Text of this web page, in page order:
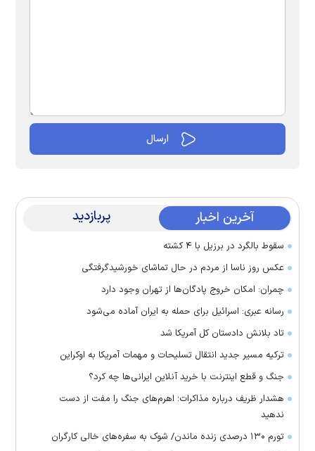
آخرین اخبار پربازدید
سقوط بالگرد در برزیل با ۴ کشته
عکس روز ناسا از مردم در حال تماشای خورشیدگرفتگی
چمران: امکان خروج پادگان‌ها از تهران وجود دارد
رسانه عبری: اسرائیل برای حمله به ایران آماده می‌شود
تاد بلانش دادستان کل آمریکا شد
ترکیه مسیر جدید انتقال تسلیحات و مهمات آمریکا به اوکراین
جنگ و قطع اینترنت با خرید آنلاین ایرانی‌ها چه کرد؟
هشدار ظریف درباره مذاکرات؛ اهرم‌های جنگ را مفت از دست
ندهید
تورم ۱۳۰ درصدی زنده ماندن/ شوک به سفره‌های خالی کارگران